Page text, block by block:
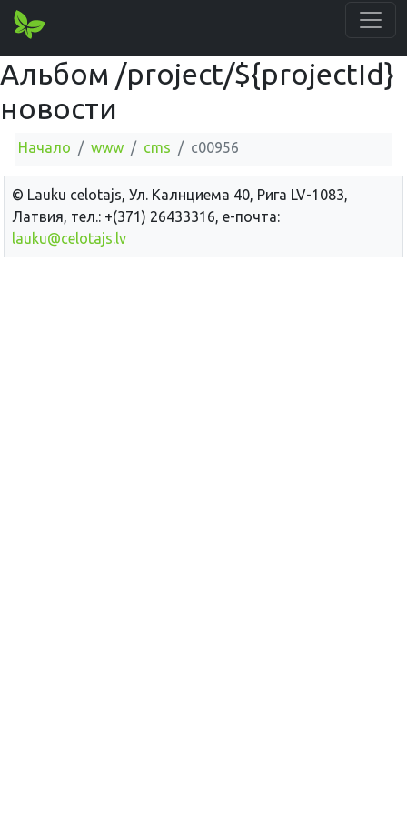
Альбом /project/${projectId}
новости
Начало www cms c00956
© Lauku сelotajs, Ул. Калнциема 40, Рига LV-1083,
Латвия, тел.: +(371) 26433316, е-почта:
lauku@celotajs.lv